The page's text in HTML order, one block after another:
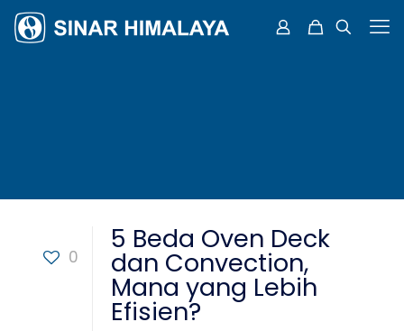
0
5 Beda Oven Deck
dan Convection,
Mana yang Lebih
Efisien?